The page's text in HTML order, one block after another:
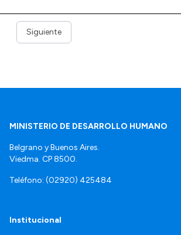
Siguiente
MINISTERIO DE DESARROLLO HUMANO
Belgrano y Buenos Aires.
Viedma. CP 8500.
Teléfono: (02920) 425484
Institucional